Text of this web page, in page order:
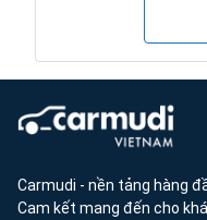
Carmudi - nền tảng hàng
Cam kết mang đến cho